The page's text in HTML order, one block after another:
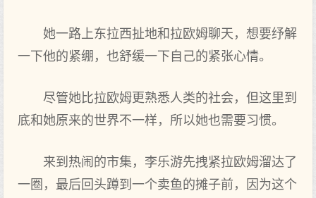
她一路上东拉西扯地和拉欧姆聊天，想要‌纾解
一下他的紧绷，也舒缓一下自己的紧张心情。
尽管她比拉欧姆更熟悉人类的社会，但这里到
底和她原来的世界不‌一样，所以她也需要‌习惯。
来到热闹的市集，李乐游先拽紧拉欧姆溜达了
一圈，最后回头蹲到一个卖鱼的摊子前‌，因为这个